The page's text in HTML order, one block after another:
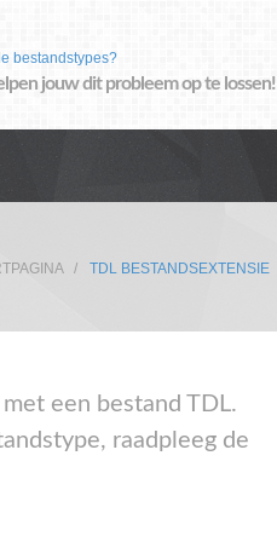
bestandstypes?
jouw dit probleem op te lossen!
TDL BESTANDSEXTENSIE
een bestand TDL.
raadpleeg de